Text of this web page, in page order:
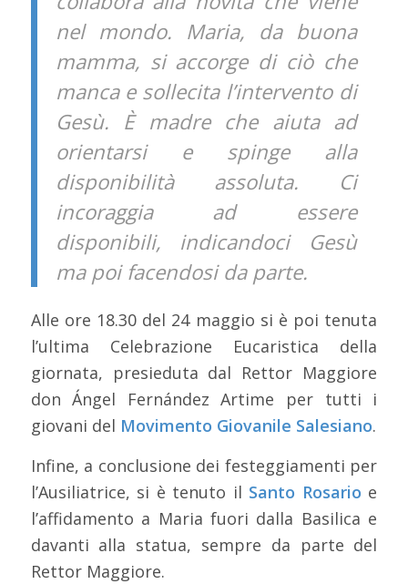
nel mondo. Maria, da buona
mamma, si accorge di ciò che
manca e sollecita l’intervento di
Gesù. È madre che aiuta ad
orientarsi e spinge alla
disponibilità assoluta. Ci
incoraggia ad essere
disponibili, indicandoci Gesù
ma poi facendosi da parte.
Alle ore 18.30 del 24 maggio si è poi tenuta
l’ultima Celebrazione Eucaristica della
giornata, presieduta dal Rettor Maggiore
don Ángel Fernández Artime per tutti i
giovani del Movimento Giovanile Salesiano.
Infine, a conclusione dei festeggiamenti per
l’Ausiliatrice, si è tenuto il Santo Rosario e
l’affidamento a Maria fuori dalla Basilica e
davanti alla statua, sempre da parte del
Rettor Maggiore.